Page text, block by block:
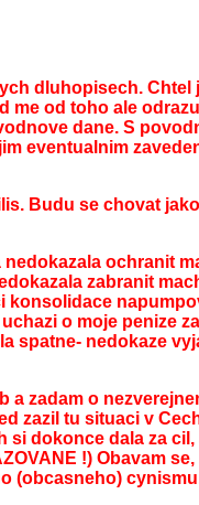
dluhopisech. Chtel
me od toho ale
dane. S
eventualnim
Budu se chovat
nedokazala ochranit
zabranit
konsolidace
o moje penize
spatne- nedokaze
a zadam o
zazil tu situaci v
si dokonce dala za
!) Obavam se,
(obcasneho)